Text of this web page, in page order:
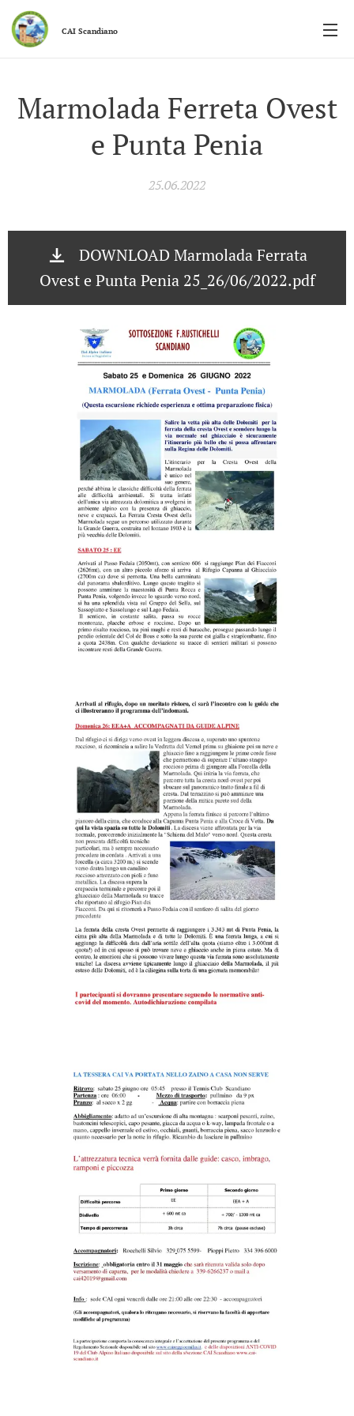
CAI Scandiano
Marmolada Ferreta Ovest
e Punta Penia
25.06.2022
DOWNLOAD Marmolada Ferrata
Ovest e Punta Penia 25_26/06/2022.pdf